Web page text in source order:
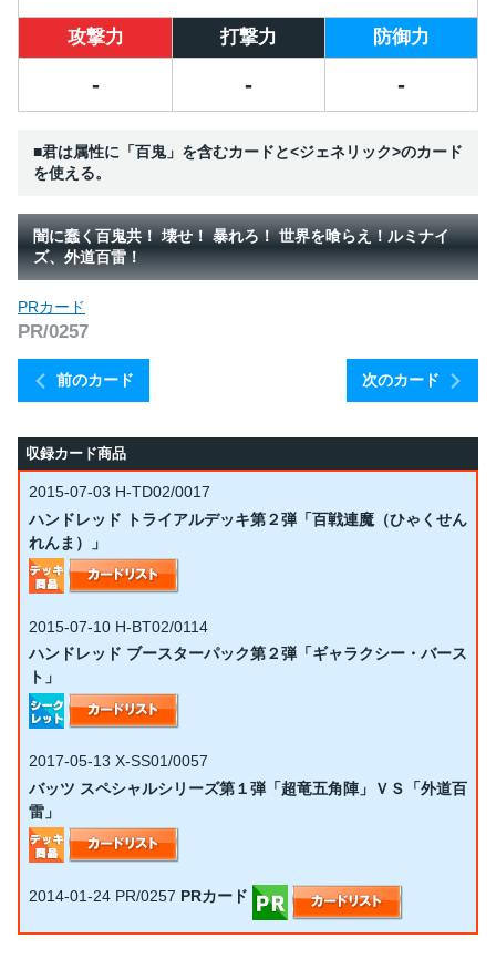
攻撃力 打撃力 防御力
- - -
■君は属性に「百鬼」を含むカードと<ジェネリック>のカード
を使える。
闇に蠢く百鬼共！ 壊せ！ 暴れろ！ 世界を喰らえ！ルミナイ
ズ、外道百雷！
前のカード
PRカード
PR/0257
次のカード
収録カード商品
2015-07-03 H-TD02/0017
ハンドレッド トライアルデッキ第２弾「百戦連魔（ひゃくせん
れんま）」
2015-07-10 H-BT02/0114
ハンドレッド ブースターパック第２弾「ギャラクシー・バース
ト」
2017-05-13 X-SS01/0057
バッツ スペシャルシリーズ第１弾「超竜五角陣」ＶＳ「外道百
雷」
2014-01-24 PR/0257 PRカード